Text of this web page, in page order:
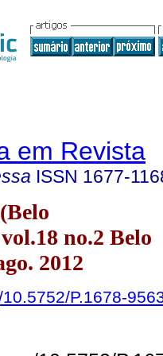
em Revista
ISSN 1677-
no.2 Belo
2012
P.1678-